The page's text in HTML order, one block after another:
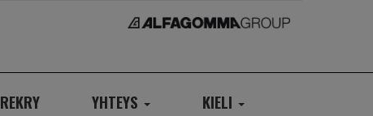
REKRY YHTEYS KIELI